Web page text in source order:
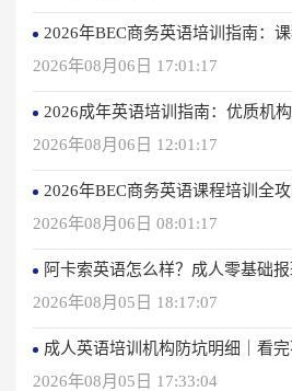
2026年BEC商务英语培训指南：
2026年08月06日 17:01:17
2026成年英语培训指南：优质机
2026年08月06日 12:01:17
2026年BEC商务英语课程培训全攻
2026年08月06日 08:01:17
阿卡索英语怎么样？成人零基础
2026年08月05日 18:17:07
成人英语培训机构防坑明细｜看完不再花
2026年08月05日 17:33:04